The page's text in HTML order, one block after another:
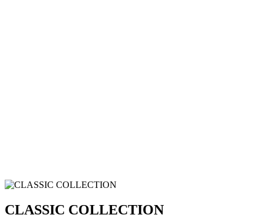
CLASSIC COLLECTION